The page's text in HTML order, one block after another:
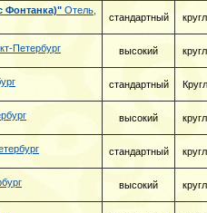
Фонтанка)" Отель,
стандартный
Петербург высокий
стандартный
высокий
стандартный
высокий